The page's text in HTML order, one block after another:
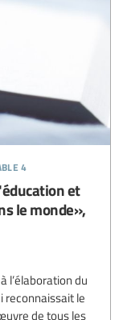
4
et
le monde»,
l’élaboration du
reconnaissait le
de tous les